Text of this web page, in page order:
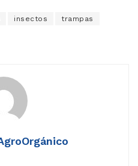
insectos trampas